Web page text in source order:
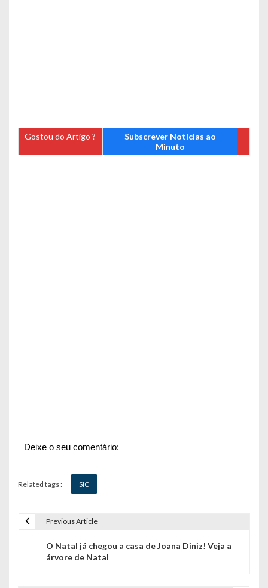
Gostou do Artigo ?
Subscrever Notícias ao
Minuto
Deixe o seu comentário:
Related tags : SIC
Previous Article
O Natal já chegou a casa de Joana Diniz! Veja a
árvore de Natal